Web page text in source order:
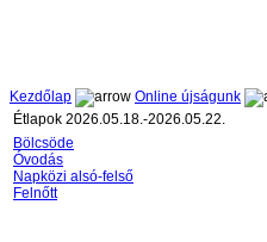
Kezdőlap Online újságunk
Étlapok 2026.05.18.-2026.05.22.
Bölcsöde
Óvodás
Napközi alsó-felső
Felnőtt